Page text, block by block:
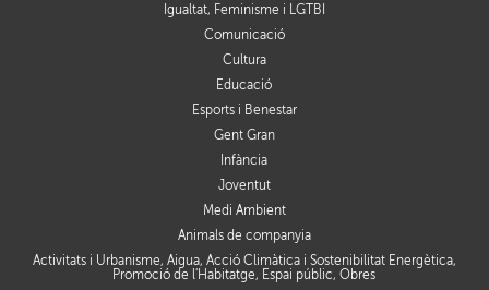
Igualtat, Feminisme i LGTBI
Comunicació
Cultura
Educació
Esports i Benestar
Gent Gran
Infància
Joventut
Medi Ambient
Animals de companyia
Activitats i Urbanisme, Aigua, Acció Climàtica i Sostenibilitat Energètica,
Promoció de l'Habitatge, Espai públic, Obres